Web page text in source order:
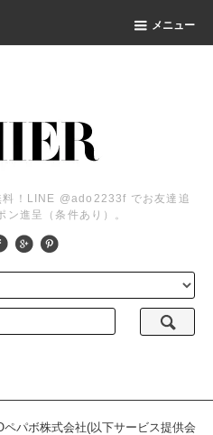
メニュー
！LINE @ado2233f でお友達追
進呈（条件あり）。
ペパボ株式会社(以下サービス提供会